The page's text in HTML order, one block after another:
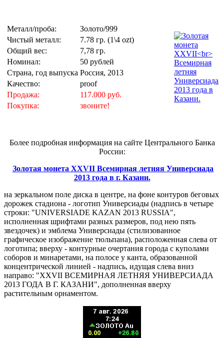
Металл/проба:
Золото/999
Чистый металл:
7.78 гр. (1\4 ozt)
Общий вес:
7,78 гр.
Номинал:
50 рублей
Страна, год выпуска Россия, 2013
Качество:
proof
Продажа:
117.000 руб.
Покупка:
звоните!
Более подробная информация на сайте Центрального Банка
России:
Золотая монета XXVII Всемирная летняя Универсиада
2013 года в г. Казани.
на зеркальном поле диска в центре, на фоне контуров беговых
дорожек стадиона - логотип Универсиады (надпись в четыре
строки: "UNIVERSIADE KAZAN 2013 RUSSIA",
исполненная шрифтами разных размеров, под нею пять
звездочек) и эмблема Универсиады (стилизованное
графическое изображение тюльпана), расположенная слева от
логотипа; вверху - контурные очертания города с куполами
соборов и минаретами, на полосе у канта, образованной
концентрической линией - надпись, идущая слева вниз
направо: "XXVII ВСЕМИРНАЯ ЛЕТНЯЯ УНИВЕРСИАДА
2013 ГОДА В Г. КАЗАНИ", дополненная вверху
растительным орнаментом.